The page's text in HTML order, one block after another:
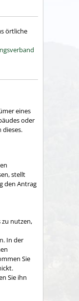
örtliche
eines
oder
dieses.
stellt
den Antrag
zu nutzen,
In der
Sie
Sie ihn